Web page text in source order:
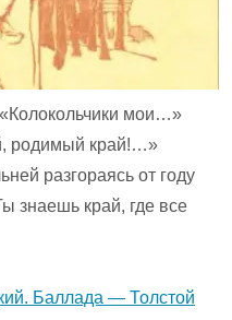
мои…»
родимый край!…»
разгораясь от году
знаешь край, где все
Баллада — Толстой